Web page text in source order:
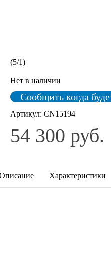
(5/1)
Нет в наличии
Сообщить когда
Артикул: CN15194
54 300 руб.
Характеристики